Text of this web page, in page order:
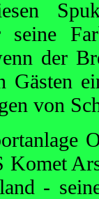
seine
der
Gästen
von
Komet
-